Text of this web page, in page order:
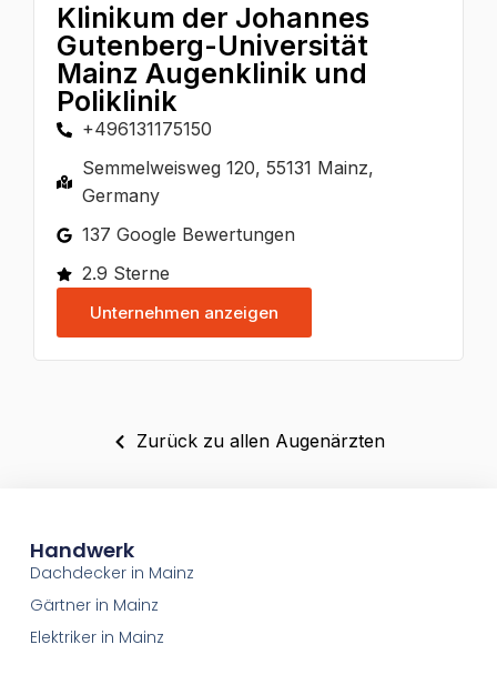
Klinikum der Johannes
Gutenberg-Universität
Mainz Augenklinik und
Poliklinik
+496131175150
Semmelweisweg 120, 55131 Mainz,
Germany
137 Google Bewertungen
2.9 Sterne
Unternehmen anzeigen
Zurück zu allen Augenärzten
Handwerk
Dachdecker in Mainz
Gärtner in Mainz
Elektriker in Mainz